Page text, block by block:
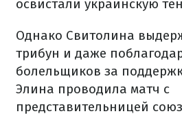
освистали украинскую
Однако Свитолина
трибун и даже
болельщиков за
Элина проводила матч с
представительницей